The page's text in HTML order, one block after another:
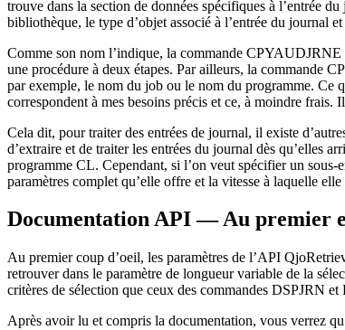
trouve dans la section de données spécifiques à l’entrée
bibliothèque, le type d’objet associé à l’entrée du journal
Comme son nom l’indique, la commande CPYAUDJRNE
une procédure à deux étapes. Par ailleurs, la commande
par exemple, le nom du job ou le nom du programme. Ce
correspondent à mes besoins précis et ce, à moindre
Cela dit, pour traiter des entrées de journal, il existe
d’extraire et de traiter les entrées du journal dès qu’elles
programme CL. Cependant, si l’on veut spécifier un
paramètres complet qu’elle offre et la vitesse à laquelle
Documentation API — Au premier
Au premier coup d’oeil, les paramètres de l’API
retrouver dans le paramètre de longueur variable de la
critères de sélection que ceux des commandes DSPJRN
Après avoir lu et compris la documentation, vous verrez